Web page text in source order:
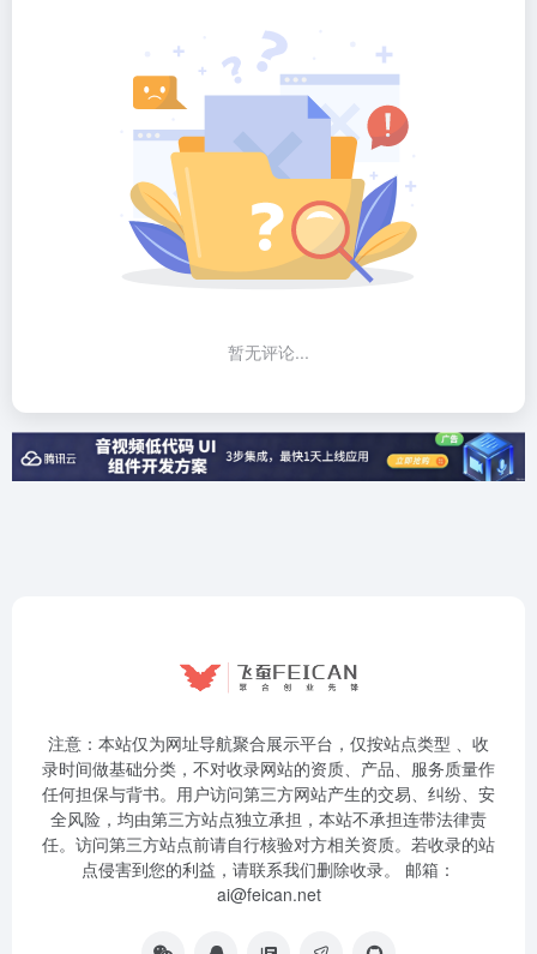
暂无评论...
注意：本站仅为网址导航聚合展示平台，仅按站点类型 、收
录时间做基础分类，不对收录网站的资质、产品、服务质量作
任何担保与背书。用户访问第三方网站产生的交易、纠纷、安
全风险，均由第三方站点独立承担，本站不承担连带法律责
任。访问第三方站点前请自行核验对方相关资质。若收录的站
点侵害到您的利益，请联系我们删除收录。 邮箱：
ai@feican.net